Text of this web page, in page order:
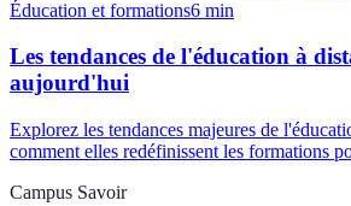
Éducation et formations6 min
Les tendances de l'éducation à
aujourd'hui
Explorez les tendances majeures de
comment elles redéfinissent les formations
Campus Savoir